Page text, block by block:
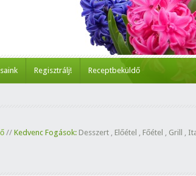
Regisztrálj! Receptbeküldő
// Kedvenc Fogások: Desszert , Előétel , Főétel , Grill ,